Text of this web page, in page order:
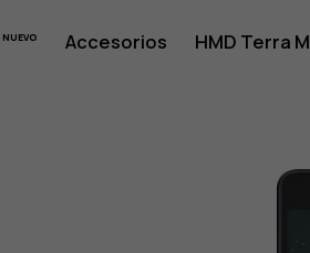
Accesorios HMD Terra M